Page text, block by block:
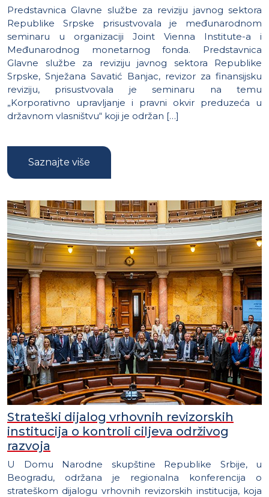
Predstavnica Glavne službe za reviziju javnog sektora
Republike Srpske prisustvovala je međunarodnom
seminaru u organizaciji Joint Vienna Institute-a i
Međunarodnog monetarnog fonda. Predstavnica
Glavne službe za reviziju javnog sektora Republike
Srpske, Snježana Savatić Banjac, revizor za finansijsku
reviziju, prisustvovala je seminaru na temu
„Korporativno upravljanje i pravni okvir preduzeća u
državnom vlasništvu“ koji je održan […]
Saznajte više
Strateški dijalog vrhovnih revizorskih
institucija o kontroli ciljeva održivog
razvoja
U Domu Narodne skupštine Republike Srbije, u
Beogradu, održana je regionalna konferencija o
strateškom dijalogu vrhovnih revizorskih institucija, koja